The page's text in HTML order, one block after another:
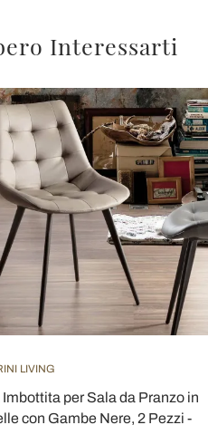
Interessarti
LIVING
per Sala da Pranzo in
con Gambe Nere, 2 Pezzi -